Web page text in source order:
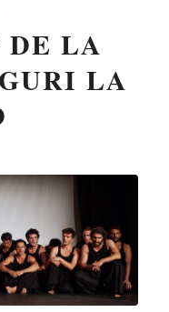
DE LA
LA